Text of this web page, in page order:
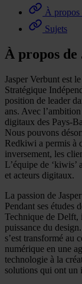
À propos
Sujets
À propos
Jasper Verbunt est
Stratégique
position de leader
ans. Avec
digitaux des Pays-
Nous pouvons
Redkiwi a permis à
inversement, les
L’équipe de
et acteurs digitaux.
La passion de
Pendant ses études
Technique de Delft,
puissance du
s’est transformé au
numérique en une
technologie à la
solutions qui ont un